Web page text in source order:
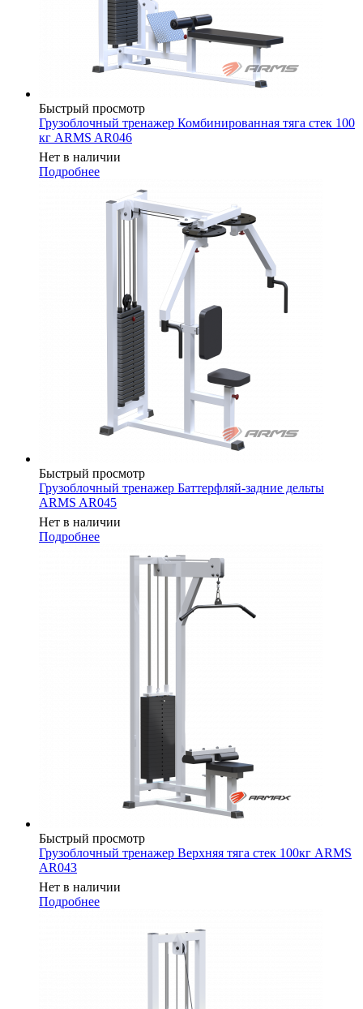
Быстрый просмотр
Грузоблочный тренажер Комбинированная тяга стек 100
кг ARMS AR046
Нет в наличии
Подробнее
Быстрый просмотр
Грузоблочный тренажер Баттерфляй-задние дельты
ARMS AR045
Нет в наличии
Подробнее
Быстрый просмотр
Грузоблочный тренажер Верхняя тяга стек 100кг ARMS
AR043
Нет в наличии
Подробнее